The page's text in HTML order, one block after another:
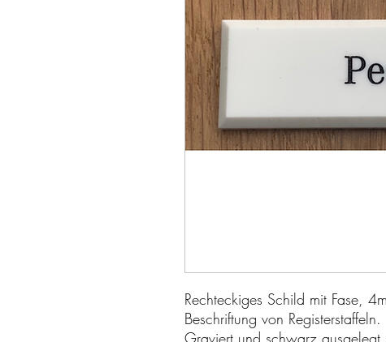
Rechteckiges Schild mit Fase,
Beschriftung von Registerstaffeln.
Graviert und schwarz ausgelegt